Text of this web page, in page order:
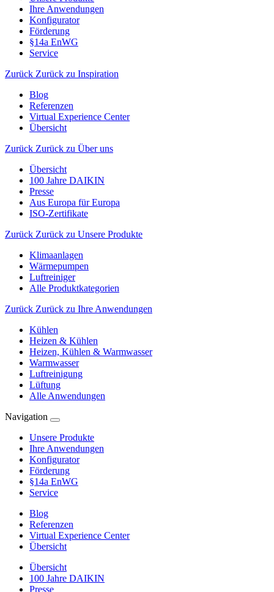
Ihre Anwendungen
Konfigurator
Förderung
§14a EnWG
Service
Zurück Zurück zu Inspiration
Blog
Referenzen
Virtual Experience Center
Übersicht
Zurück Zurück zu Über uns
Übersicht
100 Jahre DAIKIN
Presse
Aus Europa für Europa
ISO-Zertifikate
Zurück Zurück zu Unsere Produkte
Klimaanlagen
Wärmepumpen
Luftreiniger
Alle Produktkategorien
Zurück Zurück zu Ihre Anwendungen
Kühlen
Heizen & Kühlen
Heizen, Kühlen & Warmwasser
Warmwasser
Luftreinigung
Lüftung
Alle Anwendungen
Navigation
Unsere Produkte
Ihre Anwendungen
Konfigurator
Förderung
§14a EnWG
Service
Blog
Referenzen
Virtual Experience Center
Übersicht
Übersicht
100 Jahre DAIKIN
Presse